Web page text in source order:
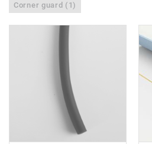
Corner guard (1)